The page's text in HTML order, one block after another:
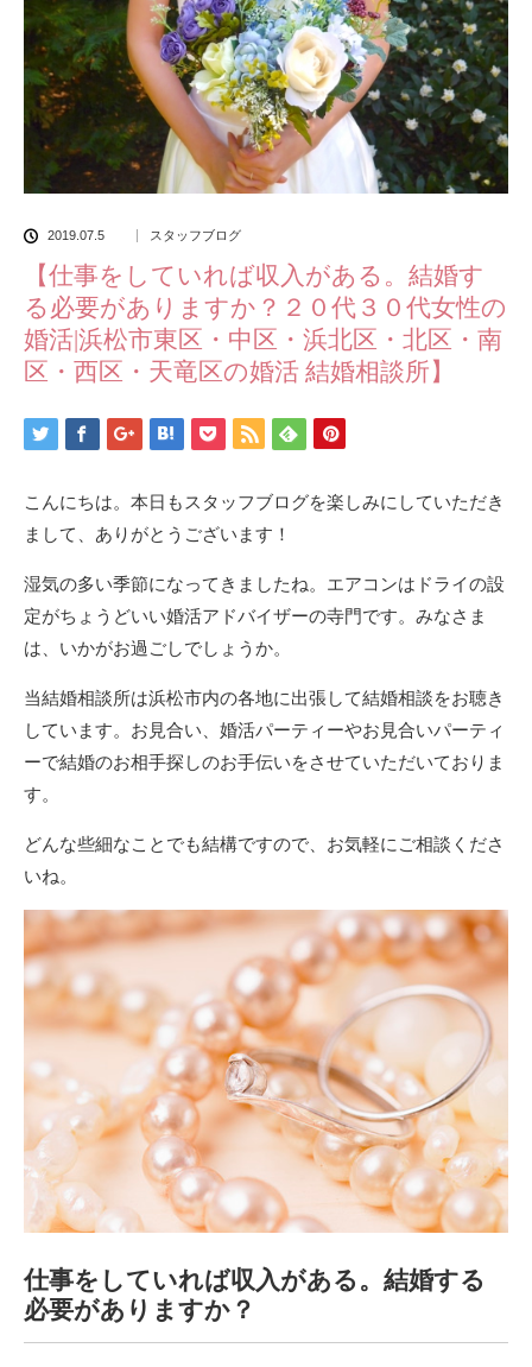
2019.07.5 スタッフブログ
【仕事をしていれば収入がある。結婚す
る必要がありますか？２０代３０代女性の
婚活|浜松市東区・中区・浜北区・北区・南
区・西区・天竜区の婚活 結婚相談所】
こんにちは。本日もスタッフブログを楽しみにしていただき
まして、ありがとうございます！
湿気の多い季節になってきましたね。エアコンはドライの設
定がちょうどいい婚活アドバイザーの寺門です。みなさま
は、いかがお過ごしでしょうか。
当結婚相談所は浜松市内の各地に出張して結婚相談をお聴き
しています。お見合い、婚活パーティーやお見合いパーティ
ーで結婚のお相手探しのお手伝いをさせていただいておりま
す。
どんな些細なことでも結構ですので、お気軽にご相談くださ
いね。
仕事をしていれば収入がある。結婚する
必要がありますか？